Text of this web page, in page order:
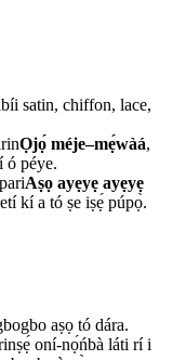
bíi satin, chiffon, lace,
Ọjọ́ méje–mẹ́wàá,
ó péye.
Aṣọ ayẹyẹ ayẹyẹ
kí a tó ṣe iṣẹ́ púpọ̀.
aṣọ tó dára.
oní-nọ́ńbà láti rí i